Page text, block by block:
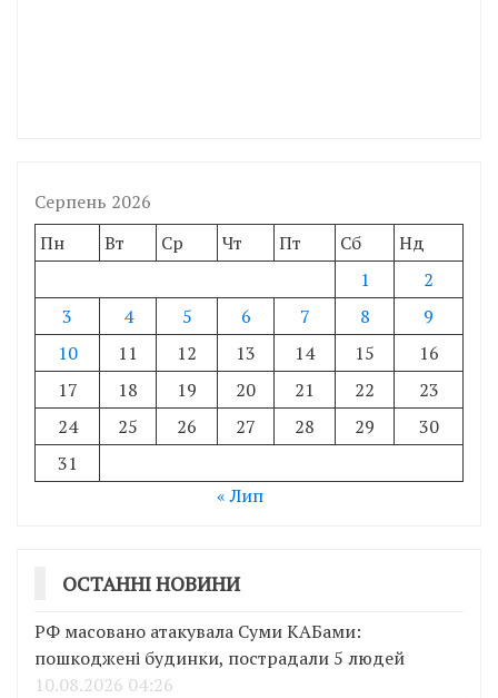
Серпень 2026
Пн
Вт Ср Чт Пт Сб
Нд
1
2
3
4 5 6 7 8
9
10
11 12 13 14 15
16
17
18 19 20 21 22
23
24
25 26 27 28 29
30
31
« Лип
ОСТАННІ НОВИНИ
РФ масовано атакувала Суми КАБами:
пошкоджені будинки, пострадали 5 людей
10.08.2026 04:26